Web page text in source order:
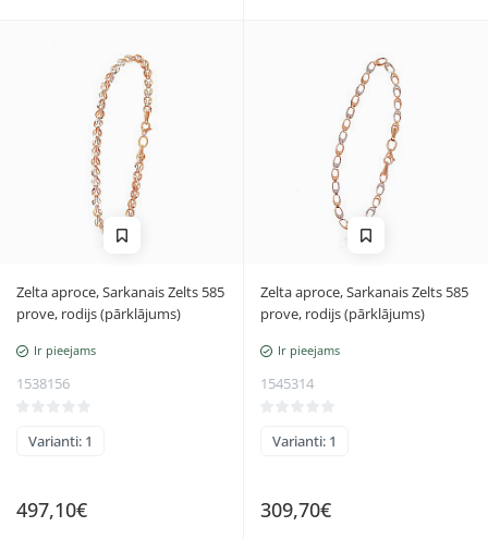
Zelta aproce, Sarkanais Zelts 585
prove, rodijs (pārklājums)
Ir pieejams
1538156
Varianti: 1
497,10€
Zelta aproce, Sarkanais Zelts 585
prove, rodijs (pārklājums)
Ir pieejams
1545314
Varianti: 1
309,70€